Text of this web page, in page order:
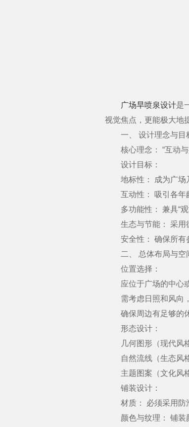
广场旱喷泉设计是
视觉焦点，更能极大地
一、 设计理念与目
核心理念： “互动与
设计目标：
地标性： 成为广场
互动性： 吸引各年龄
多功能性： 兼具“观
生态与节能： 采用循
安全性： 确保所有参
二、 总体布局与空
位置选择：
应位于广场的中心或
需考虑日照和风向，
确保周边有足够的休
形态设计：
几何图形（现代风格
自然流线（生态风格
主题图案（文化风格
铺装设计：
材质： 必须采用防滑
颜色与纹理： 铺装颜